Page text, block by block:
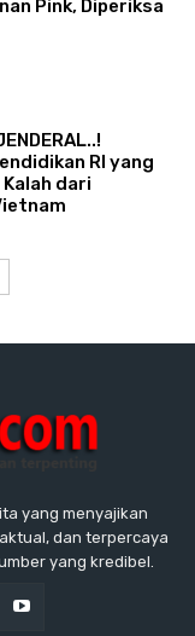
Pink, Diperiksa
RI yang
dari
yang menyajikan
dan terpercaya
yang kredibel.